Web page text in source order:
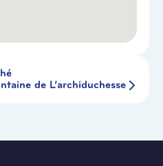
de L’archiduchesse